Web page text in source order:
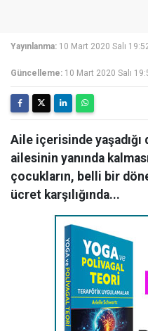
Yayınlanma: 10 Mart 2020 Salı
Güncelleme: 10 Mart 2020 Salı
Aile içerisinde
ailesinin yanında
çocukların, belli bir
ücret karşılığında...